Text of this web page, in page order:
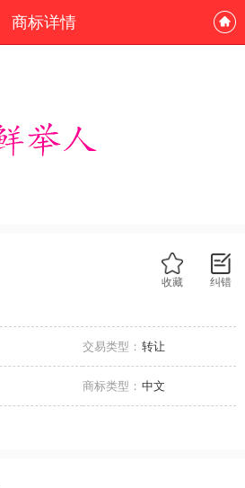
商标详情
纠错
收藏
交易类型： 转让
商标类型： 中文